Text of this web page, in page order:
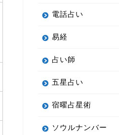
電話占い
易経
占い師
五星占い
宿曜占星術
ソウルナンバー